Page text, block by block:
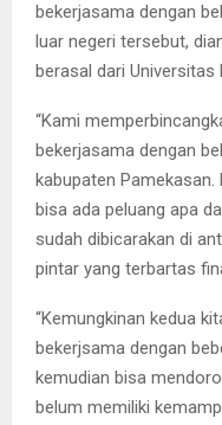
bekerjasama dengan
luar negeri tersebut,
berasal dari Universitas
“Kami
bekerjasama dengan
kabupaten
bisa ada peluang apa
sudah dibicarakan di
pintar yang terbartas
“Kemungkinan kedua
bekerjsama dengan
kemudian bisa
belum memiliki